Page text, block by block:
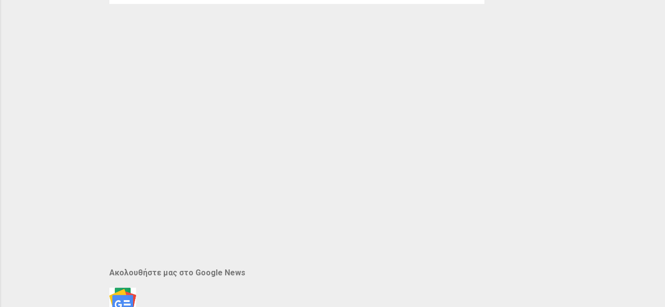
Ακολουθήστε μας στο Google News